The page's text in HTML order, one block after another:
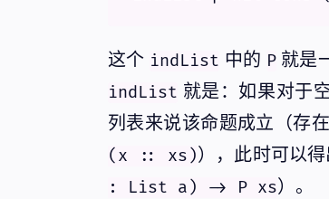
这个 indList 中的 P就是
indList 就是：如果对于
列表来说该命题成立（存在
(x :: xs)），此时可以
: List a) -> P xs）。